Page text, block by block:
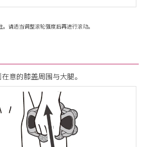
请适当调整滚轮强度后再进行滚动。
意的膝盖周围与大腿。